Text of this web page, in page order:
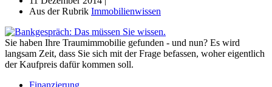
Aus der Rubrik Immobilienwissen
Sie haben Ihre Traumimmobilie gefunden - und nun? Es wird
langsam Zeit, dass Sie sich mit der Frage befassen, woher eigentlich
der Kaufpreis dafür kommen soll.
Finanzierung